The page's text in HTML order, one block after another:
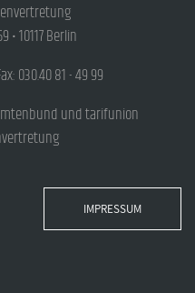
• 10117 Berlin
030.40 81 - 49 99
und tarifunion
IMPRESSUM